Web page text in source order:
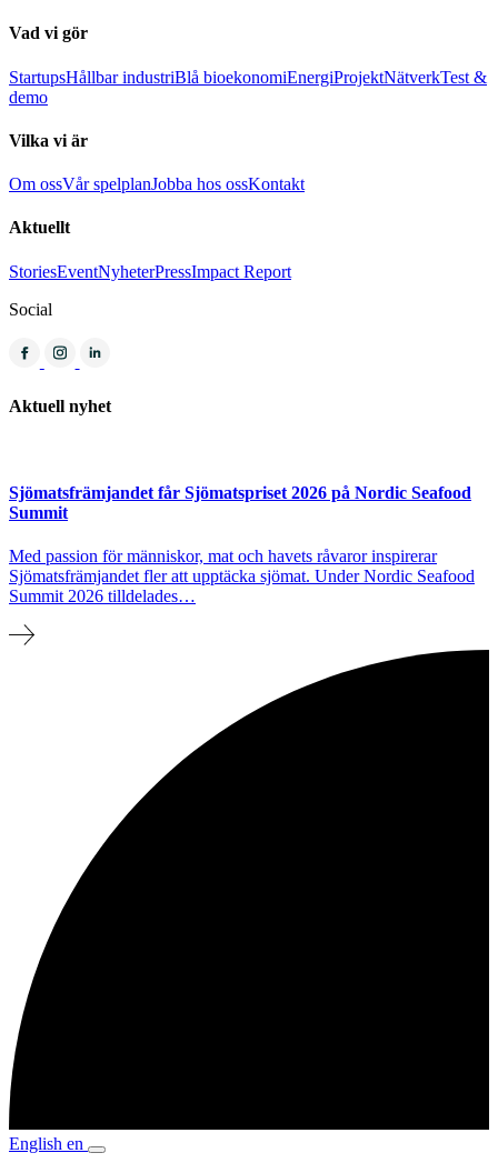
Vad vi gör
StartupsHållbar industriBlå bioekonomiEnergiProjektNätverkTest &
demo
Vilka vi är
Om ossVår spelplanJobba hos ossKontakt
Aktuellt
StoriesEventNyheterPressImpact Report
Social
Aktuell nyhet
Sjömatsfrämjandet får Sjömatspriset 2026 på Nordic Seafood
Summit
Med passion för människor, mat och havets råvaror inspirerar
Sjömatsfrämjandet fler att upptäcka sjömat. Under Nordic Seafood
Summit 2026 tilldelades…
English en